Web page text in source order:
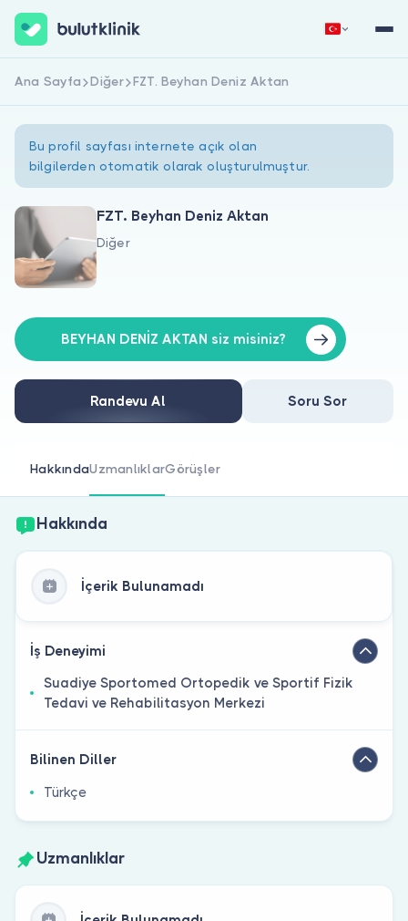
Hakkımızda
Doktorlar için
Doktor musunuz?
Hemen Kaydol Giriş Yap
Ana Sayfa Diğer FZT. Beyhan Deniz Aktan
Bu profil sayfası internete açık olan
bilgilerden otomatik olarak oluşturulmuştur.
FZT. Beyhan Deniz Aktan
Diğer
BEYHAN DENİZ AKTAN siz misiniz?
Randevu Al Soru Sor
HakkındaUzmanlıklarGörüşler
Hakkında
İçerik Bulunamadı
İş Deneyimi
Suadiye Sportomed Ortopedik ve Sportif Fizik
Tedavi ve Rehabilitasyon Merkezi
Bilinen Diller
Türkçe
Uzmanlıklar